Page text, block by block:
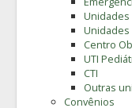
Centro
UTI
CTI
Outras
Convênios